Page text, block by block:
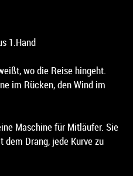
1.Hand
wo die Reise hingeht.
im Rücken, den Wind im
Maschine für Mitläufer. Sie
Drang, jede Kurve zu